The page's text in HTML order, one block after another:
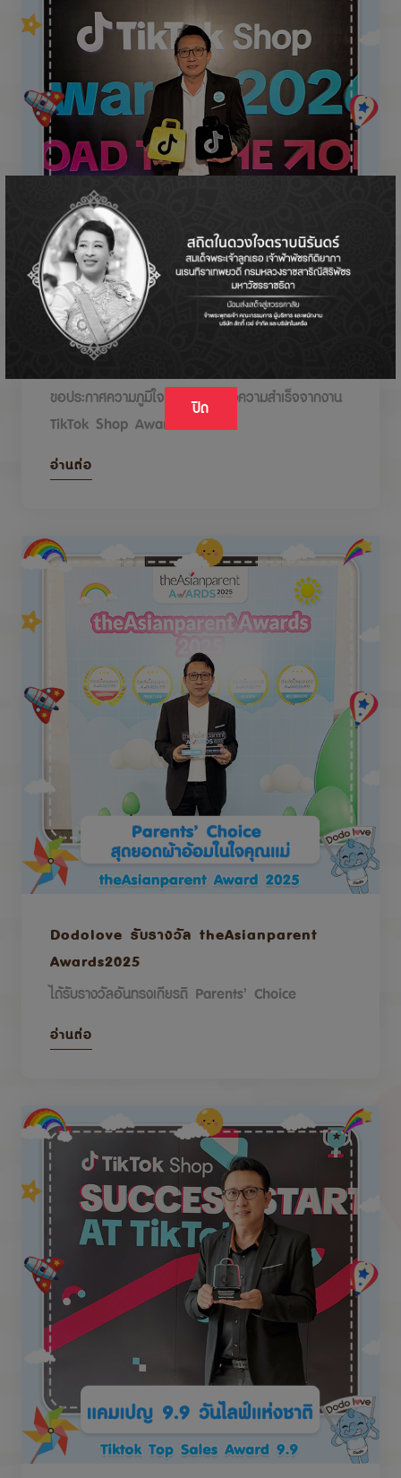
ปิด
DODOLOVE รับรางวัลในงาน TikTok Shop
Awards 2026
ขอประกาศความภูมิใจกับรางวัลแห่งความสำเร็จจากงาน
TikTok Shop Awards 2026
อ่านต่อ
Dodolove รับรางวัล theAsianparent
Awards2025
ได้รับรางวัลอันทรงเกียรติ Parents’ Choice
อ่านต่อ